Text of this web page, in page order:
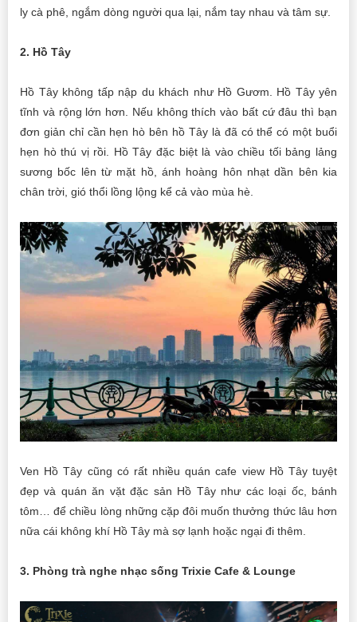
ly cà phê, ngắm dòng người qua lại, nắm tay nhau và tâm sự.
2. Hồ Tây
Hồ Tây không tấp nập du khách như Hồ Gươm. Hồ Tây yên
tĩnh và rộng lớn hơn. Nếu không thích vào bất cứ đâu thì bạn
đơn giản chỉ cần hẹn hò bên hồ Tây là đã có thể có một buổi
hẹn hò thú vị rồi. Hồ Tây đặc biệt là vào chiều tối bảng lảng
sương bốc lên từ mặt hồ, ánh hoàng hôn nhạt dần bên kia
chân trời, gió thổi lồng lộng kể cả vào mùa hè.
Ven Hồ Tây cũng có rất nhiều quán cafe view Hồ Tây tuyệt
đẹp và quán ăn vặt đặc sản Hồ Tây như các loại ốc, bánh
tôm… để chiều lòng những cặp đôi muốn thưởng thức lâu hơn
nữa cái không khí Hồ Tây mà sợ lạnh hoặc ngại đi thêm.
3. Phòng trà nghe nhạc sống Trixie Cafe & Lounge